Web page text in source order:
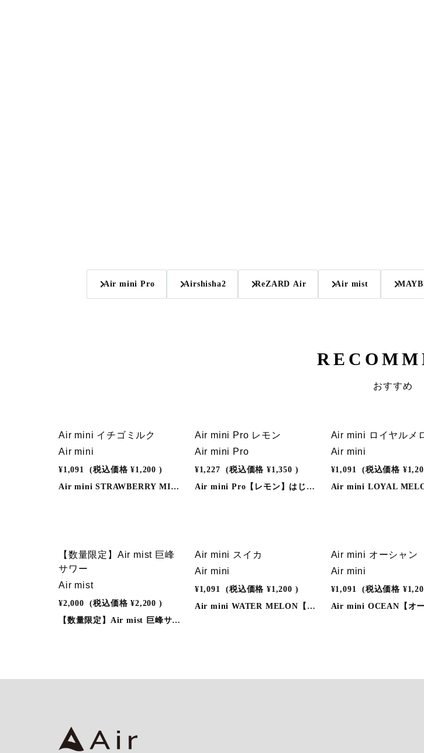
Air mini Pro Airshisha2 ReZARD Air Air mist
おすすめ
Air mini イチゴミルク
Air mini
¥1,091 (税込価格 ¥1,200 )
Air mini STRAWBERRY MILK【いちごミルク】Air miniが最高品質へパワーアップリニューアル。①フレーバー品質の向上。②バッテリーの改良。③吸引口を大型化。④パッケージデザインの変更。◎しっかりとした風味とリラックスの香り。◎蒸気には有害物質を含まないので安心。◎嫌な匂いなし。◎充電器、別売りキットも必要なし。◎メンテナンスやクリーニングの必要もなし。カラダにも環境にも優しい「Air mini」を是非、この機会に一度お試しください。◎使用方法1 . 上下のシリコンキャップを外してください。2 . 吸い口を軽くくわえ、ゆっくり吸い込みお楽しください。3 . 蒸気が出なくなるまでご使用いただけます。◎商品仕様●サイズ：約6×15×96mm●吸引可能回数：約300回（個人差があります）
Air mini Pro レモン
Air mini Pro
¥1,227 (税込価格 ¥1,350 )
Air mini Pro【レモン】はじけるような酸味と爽やかな香り。 さっぱりとした味わいで、気分をすっきりリセット。◎Air mini Proが選ばれる理由【たっぷり吸える約800回分】 コンパクトなサイズながら、紙タバコ約4箱分に相当する約800回吸引可能。経済的かつ長持ちで、日常のちょっとしたリラックスタイムに最適です。※吸引回数は個人差があります。【業界最先端のFEELM MAXコイル搭載】革新的なセラミックコイル「FEELM MAX」を採用。液漏れや焦げの心配なく、初めから最後まで変わらない豊かな風味と快適な吸い心地をお届けします。【充電・交換不要の簡単設計】 リキッド交換や充電の煩わしさを一切省いた、手間いらずの使いきり設計。誰でも手軽にシーシャ体験が楽しめます。【日本人の好みに合わせた豊富なフレーバー】 甘くてジューシー、まるでお菓子のように楽しめる全6種類の厳選フレーバー。お気に入りの味を見つけて、日常を特別なひとときに。【安心の保証付き】 商品一つ一つを丁寧に検品し、安全品質を徹底管理。万が一初期不良があった場合はお問い合わせフォームよりご連絡ください。迅速に新品交換または返金対応いたします。◎使用方法1 本体上下のシリコンキャップを外してください。2 吸い口を軽くくわえ、ゆっくり吸い込んでください。◎商品仕様 ・サイズ：約1.6×1.6×11.8cm ・吸引可能回数：約800回（使用状況により個人差があります）
Air mini ロイヤルメ
Air mini
¥1,091 (税込価格
NEW
【数量限定】Air mist 巨峰
サワー
Air mist
¥2,000 (税込価格 ¥2,200 )
【数量限定】Air mist 巨峰サワー◎しっかりとした風味とリラックスの香り。◎蒸気には有害物質を含まないので安心。◎嫌な匂いなし。◎充電器、別売りキットも必要なし。◎メンテナンスやクリーニングの必要もなし。カラダにも環境にも優しい「Air mist」を是非、この機会に一度お試しください。◎使用方法1 . 上下のシリコンキャップを外してください。2 . 吸い口を軽くくわえ、ゆっくり吸い込みお楽しみください。3 . 蒸気が出なくなるまでご使用いただけます。◎商品仕様●サイズ：約111.6×20×20mm●吸引可能回数：約2,000回（個人差があります）※画像はイメージです。実際の商品とはデザイン・仕様が一部異なる場合がございます。※リキッド入り本体(バッテリー内蔵)に限り、3か月間の動作保証をしております。尚、保証対象は、正しい使用方法により生じた初期不良のみとなっております。※落下や改造により生じた障害等は、保証対象外となりますので、正しく安全にお使いいただきますようお願い申し上げます。
Air mini スイカ
Air mini
¥1,091 (税込価格 ¥1,200 )
Air mini WATER MELON【スイカ】Air miniが最高品質へパワーアップリニューアル。①フレーバー品質の向上。②バッテリーの改良。③吸引口を大型化。④パッケージデザインの変更。◎しっかりとした風味とリラックスの香り。◎蒸気には有害物質を含まないので安心。◎嫌な匂いなし。◎充電器、別売りキットも必要なし。◎メンテナンスやクリーニングの必要もなし。カラダにも環境にも優しい「Air mini」を是非、この機会に一度お試しください。◎使用方法1 . 上下のシリコンキャップを外してください。2 . 吸い口を軽くくわえ、ゆっくり吸い込みお楽しください。3 . 蒸気が出なくなるまでご使用いただけます。◎商品仕様●サイズ：約6×15×96mm●吸引可能回数：約300回（個人差があります）
Air mini オーシャン
Air mini
¥1,091 (税込価格